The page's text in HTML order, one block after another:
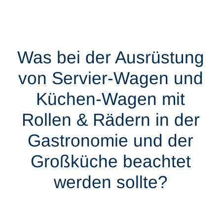
Was bei der Ausrüstung
von Servier-Wagen und
Küchen-Wagen mit
Rollen & Rädern in der
Gastronomie und der
Großküche beachtet
werden sollte?